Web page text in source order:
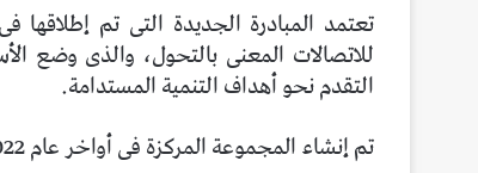
تعتمد المبادرة الجديدة التى تم
للاتصالات المعنى بالتحول، والذى وضع
التقدم نحو أهداف التنمية المستدامة.
تم إنشاء المجموعة المركزة فى أواخر عام 2022، وحددت فرصًا مقنعة لـ Metaverse لدعم المدن الذكية.